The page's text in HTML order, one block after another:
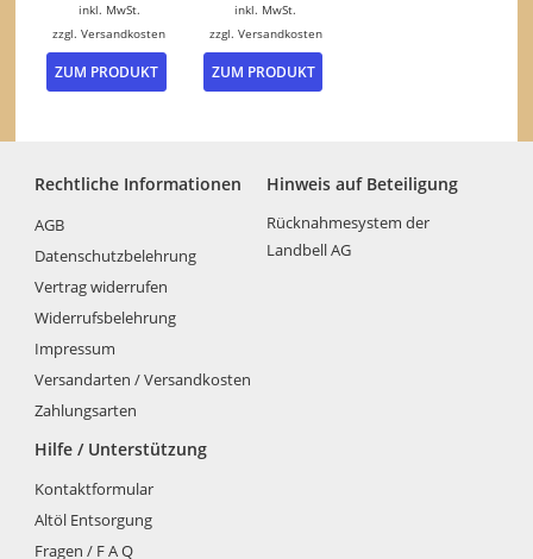
inkl. MwSt.
zzgl.Versandkosten
ZUM PRODUKT
Dieses
Produkt
Die
auf
der
gewählt
inkl. MwSt.
zzgl. Versandkosten
ZUM PRODUKT
Dieses
Die
Optionen
können
auf
Rechtliche Informationen
AGB
Datenschutzbelehrung
Vertrag widerrufen
Widerrufsbelehrung
Impressum
Versandarten / Versandkosten
Zahlungsarten
Hinweis auf Beteiligung
Rücknahmesystem der
Landbell AG
Hilfe / Unterstützung
Kontaktformular
Altöl Entsorgung
Fragen / F A Q